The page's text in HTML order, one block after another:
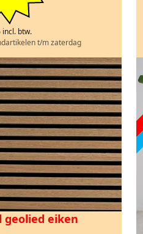
incl. btw.
t/m zaterdag
geolied eiken